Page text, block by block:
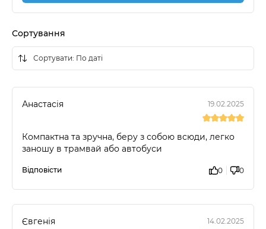
Сортування
Анастасія 19.02.2025
Компактна та зручна, беру з собою всюди, легко
заношу в трамвай або автобуси
Відповісти 0 0
Євгенія 14.02.2025